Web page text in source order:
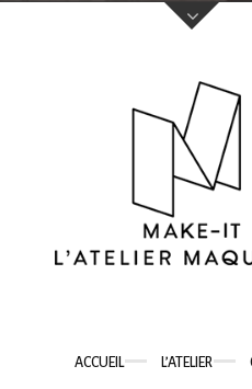
ACCUEIL L’ATELIER